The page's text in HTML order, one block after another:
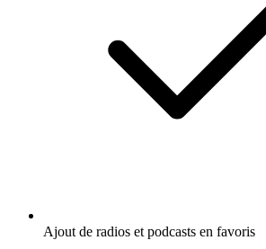
Ajout de radios et podcasts en favoris